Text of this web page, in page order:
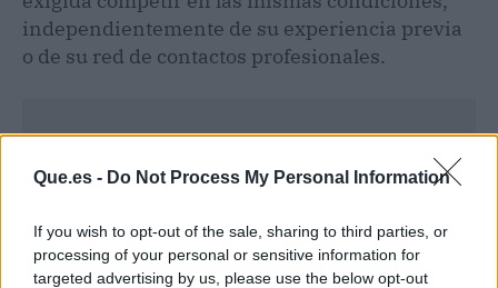
Que.es - Do Not Process My Personal Information
If you wish to opt-out of the sale, sharing to third parties, or
processing of your personal or sensitive information for
targeted advertising by us, please use the below opt-out
independientemente de su experiencia previa
o de su red de contactos profesionales.